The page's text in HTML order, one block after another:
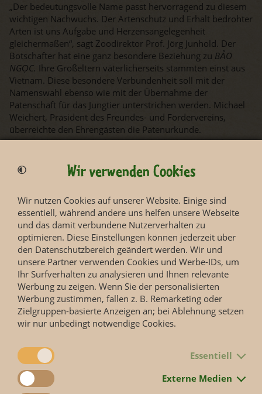
„Der bedeutungsvolle Name passt hervorragend zu diesem
wichtigen Nachwuchs. Der Artenschutz und Erhalt bedrohter
Arten ist uns Aufgabe und Herzensangelegenheit
gleichermaßen“, sagt Zoodirektor Prof. Jörg Junhold. Der
Botschafter hat eine ganz besondere Beziehung zu BẢO
NGỌC. Ihre Großeltern väterlicherseits stammten einst aus
Vietnam. Diese besondere Verbundenheit soll mit der
Namenswahl ebenso wie mit der Übernahme der
Patenschaft für das Jungtier unterstrichen werden. Michael
Weichert, Präsident des Freundes- und Fördervereins,
überreichte den Ehrengästen die Patenurkunde.
Herdenverband um Leitkuh und
Oma Kewa gut. Das
Geburtsgewicht von 124 kg ist auf mehr als 150 kg
spielt bereits mit CousinAkitoim Innen- und Außenbereich
des Tempels.
Die Elefantenherde ist täglich während der Öffnungszeiten
des Zoo Leipzig von 9 bis 17 Uhr zusehen.
Tickets gibt es hier.
Wir verwenden Cookies
Wir nutzen Cookies auf unserer Website. Einige sind
essentiell, während andere uns helfen unsere Webseite
und das damit verbundene Nutzerverhalten zu
optimieren. Diese Einstellungen können jederzeit über
den Datenschutzbereich geändert werden. Wir und
unsere Partner verwenden Cookies und Werbe-IDs, um
Ihr Surfverhalten zu analysieren und Ihnen relevante
Werbung zu zeigen. Wenn Sie der personalisierten
Werbung zustimmen, fallen z. B. Remarketing oder
Zielgruppen-basierte Anzeigen an; bei Ablehnung setzen
wir nur unbedingt notwendige Cookies.
Essentiell
Externe Medien